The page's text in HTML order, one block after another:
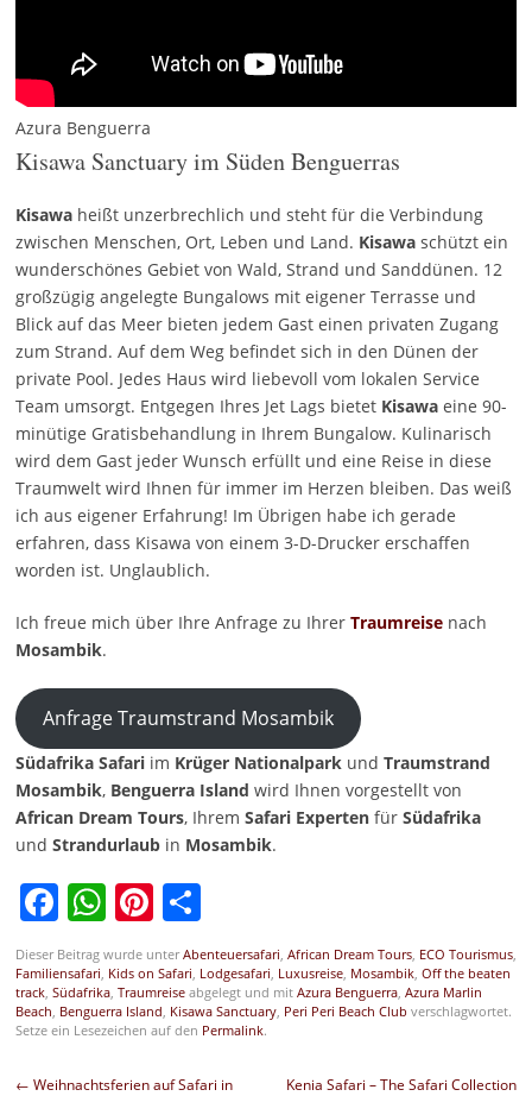
Azura Benguerra
Kisawa Sanctuary im Süden Benguerras
Kisawaheißt unzerbrechlich und steht für die Verbindung
zwischen Menschen, Ort, Leben und Land. Kisawaschützt ein
wunderschönes Gebiet von Wald, Strand und Sanddünen. 12
großzügig angelegte Bungalows mit eigener Terrasse und
Blick auf das Meer bieten jedem Gast einen privaten Zugang
zum Strand. Auf dem Weg befindet sich in den Dünen der
private Pool. Jedes Haus wird liebevoll vom lokalen Service
Team umsorgt. Entgegen Ihres Jet Lags bietet Kisawaeine 90-
minütige Gratisbehandlung in Ihrem Bungalow. Kulinarisch
wird dem Gast jeder Wunsch erfüllt und eine Reise in diese
Traumwelt wird Ihnen für immer im Herzen bleiben. Das weiß
ich aus eigener Erfahrung! Im Übrigen habe ich gerade
erfahren, dass Kisawa von einem 3-D-Drucker erschaffen
worden ist. Unglaublich.
Ich freue mich über Ihre Anfrage zu Ihrer Traumreisenach
Mosambik.
Anfrage Traumstrand Mosambik
Südafrika Safari im Krüger Nationalparkund Traumstrand
Mosambik, Benguerra Island wird Ihnen vorgestellt von
African Dream Tours, Ihrem Safari Expertenfür Südafrika
und Strandurlaubin Mosambik.
Facebook
WhatsApp
Pinterest
Teilen
Dieser Beitrag wurde unterAbenteuersafari African Dream Tours, ECO Tourismus,
Familiensafari Kids on Safari Lodgesafari Luxusreise, Mosambik, Off the beaten
track, Südafrika, Traumreiseabgelegt und mit Azura Benguerra, Azura Marlin
Beach Benguerra Island Kisawa Sanctuary, Peri Peri Beach Club verschlagwortet.
Setze ein Lesezeichen auf den Permalink.
Beitragsnavigation
← Weihnachtsferien auf Safari in
Kenia Safari – The Safari Collection